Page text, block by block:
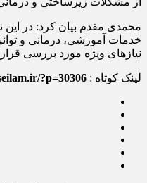
محمدی مقدم بیان کرد: در
خدمات آموزشی، درمانی و
نیازهای ویژه مورد بررسی
لینک کوتاه : ?p=30306